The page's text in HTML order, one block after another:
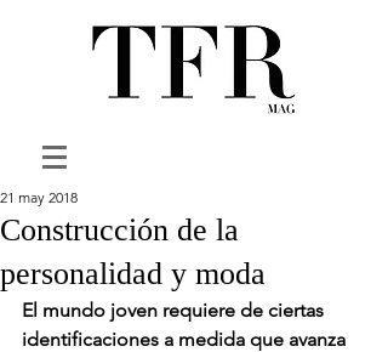
Construcción de la
personalidad y moda
21 may 2018
El mundo joven requiere de ciertas
identificaciones a medida que avanza